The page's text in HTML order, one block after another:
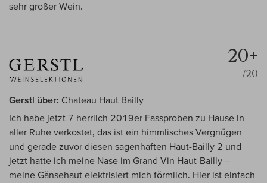
sehr großer Wein.
20+
/20
Gerstl über: Chateau Haut Bailly
Ich habe jetzt 7 herrlich 2019er Fassproben zu Hause in
aller Ruhe verkostet, das ist ein himmlisches Vergnügen
und gerade zuvor diesen sagenhaften Haut-Bailly 2 und
jetzt hatte ich meine Nase im Grand Vin Haut-Bailly –
meine Gänsehaut elektrisiert mich förmlich. Hier ist einfach